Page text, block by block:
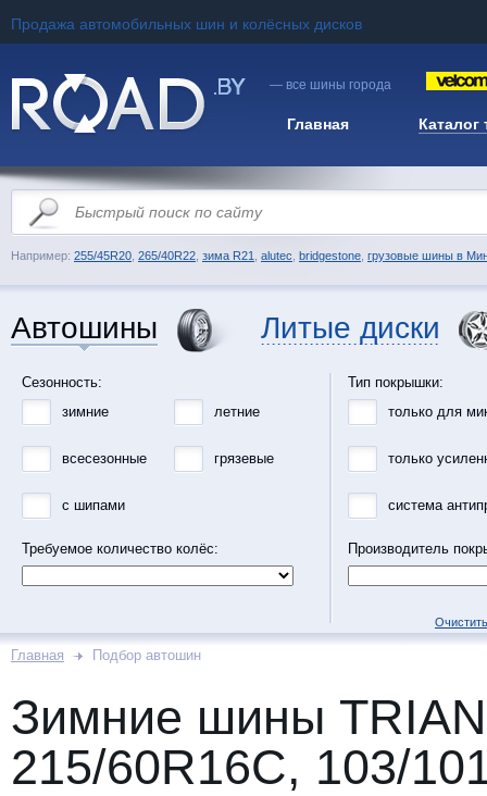
Продажа автомобильных шин и колёсных дисков
— все шины города
Главная Каталог
Например: 255/45R20 265/40R22 зима R21 alutec bridgestone грузовые шины в
Автошины Литые диски
Сезонность:
зимние
летние
всесезонные грязевые
с шипами
Требуемое количество колёс:
Тип покрышки:
только для
только
система
Производитель
Главная Подбор автошин
Зимние шины
215/60R16C, 103/